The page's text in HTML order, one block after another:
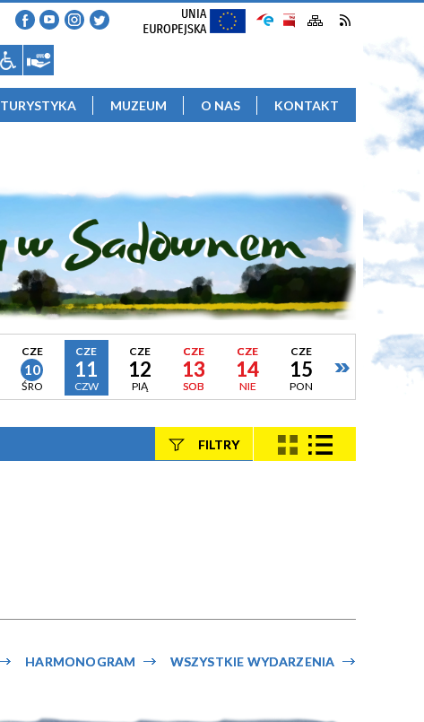
TURYSTYKA MUZEUM O NAS KONTAKT
CZE
10
ŚRO
CZE
11
CZW
CZE
12
PIĄ
CZE
13
SOB
CZE
14
NIE
CZE
15
PON
FILTRY
MiejsceWSZYSTKIE WYDARZENIA
HARMONOGRAM